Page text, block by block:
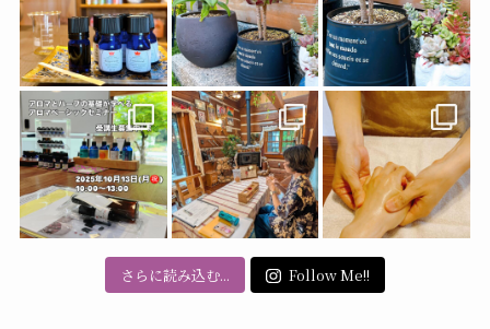
さらに読み込む... Follow Me!!